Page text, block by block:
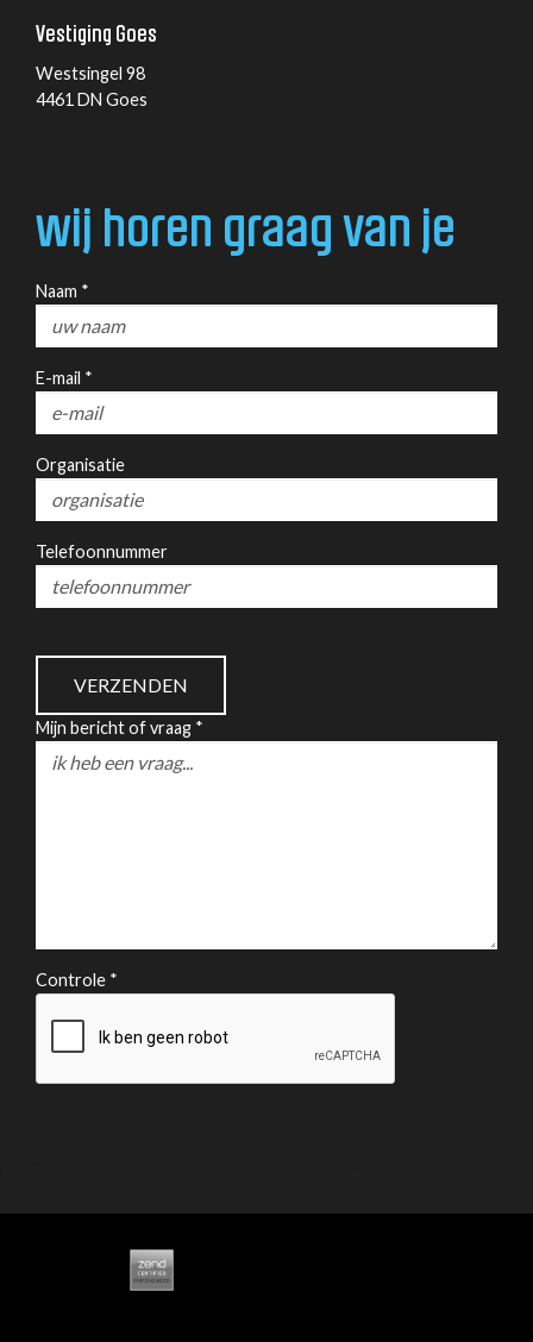
Vestiging Goes
Westsingel 98
4461 DN Goes
wij horen graag van je
Naam *
E-mail *
Organisatie
Telefoonnummer
Mijn bericht of vraag *
Controle *